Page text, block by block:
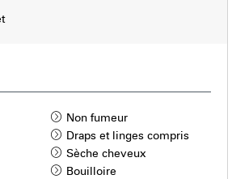
Non fumeur
Draps et linges compris
Sèche cheveux
Bouilloire